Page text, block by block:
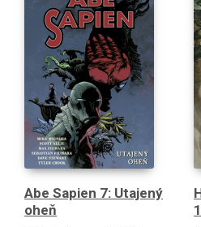
Abe Sapien 7: Utajený
oheň